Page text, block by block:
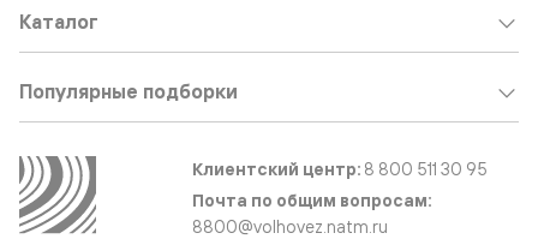
Каталог
Популярные подборки
Клиентский центр: 8 800 511 30 95
Почта по общим вопросам:
8800@volhovez.natm.ru